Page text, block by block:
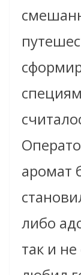
аромат
либо
так и